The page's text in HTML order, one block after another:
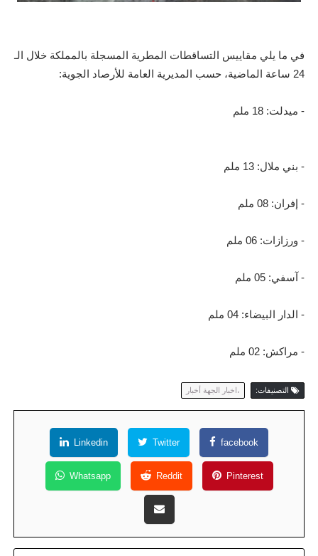
في ما يلي مقاييس التساقطات المطرية المسجلة بالمملكة خلال الـ
24 ساعة الماضية، حسب المديرية العامة للأرصاد الجوية:
- ميدلت: 18 ملم
- بني ملال: 13 ملم
- إفران: 08 ملم
- ورزازات: 06 ملم
- آسفي: 05 ملم
- الدار البيضاء: 04 ملم
- مراكش: 02 ملم
التصنيفات: ،اخبار الجهة أخبار
facebook
Twitter
Linkedin
Pinterest
Reddit
Whatsapp